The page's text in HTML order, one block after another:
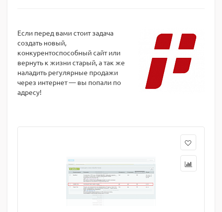
Если перед вами стоит задача
создать новый,
конкурентоспособный сайт или
вернуть к жизни старый, а так же
наладить регулярные продажи
через интернет — вы попали по
адресу!